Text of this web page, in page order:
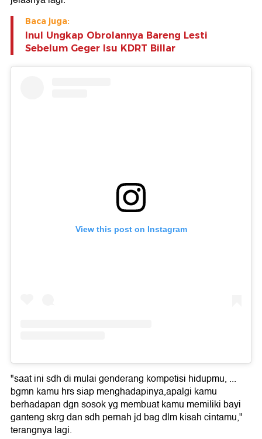
Baca juga:
Inul Ungkap Obrolannya Bareng Lesti
Sebelum Geger Isu KDRT Billar
View this post on Instagram
"saat ini sdh di mulai genderang kompetisi hidupmu, ...
bgmn kamu hrs siap menghadapinya,apalgi kamu
berhadapan dgn sosok yg membuat kamu memiliki bayi
ganteng skrg dan sdh pernah jd bag dlm kisah cintamu,"
terangnya lagi.